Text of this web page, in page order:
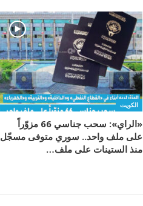
الكويت
«الراي»: سحب جناسي 66 مزوّراً
على ملف واحد.. سوري متوفى مسجّل
منذ الستينات على ملف…